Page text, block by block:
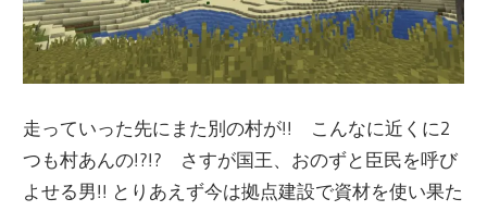
走っていった先にまた別の村が!! こんなに近くに2
つも村あんの!?!? さすが国王、おのずと臣民を呼び
よせる男!! とりあえず今は拠点建設で資材を使い果た